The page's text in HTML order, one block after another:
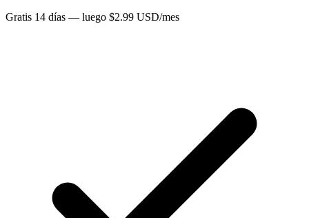
Gratis 14 días — luego $2.99 USD/mes